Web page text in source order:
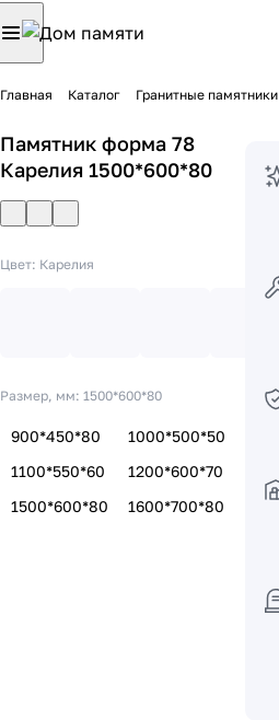
Главная Каталог Гранитные памятники
Памятник форма 78
Карелия 1500*600*80
Цвет: Карелия
Размер, мм: 1500*600*80
900*450*80
1000*500*50
1100*550*60
1200*600*70
1500*600*80
1600*700*80